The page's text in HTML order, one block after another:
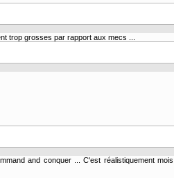
trop grosses par rapport aux mecs ...
and conquer ... C'est réalistiquement mois